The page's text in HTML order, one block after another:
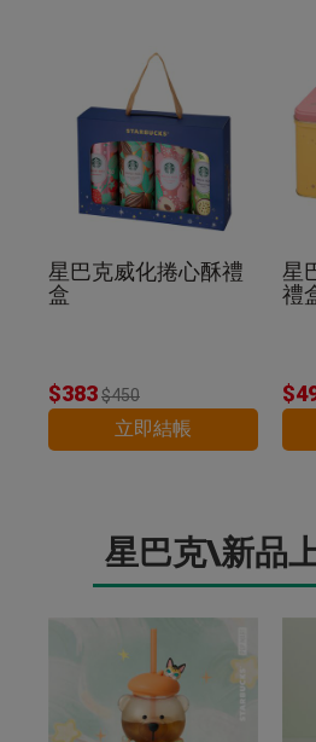
星巴克威化捲心酥禮
盒
$383$450
立即結帳
星
禮
星巴克\新品